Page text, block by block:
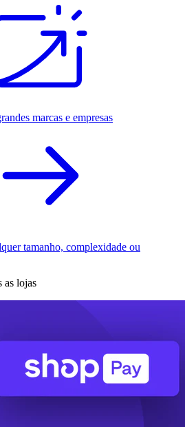
marcas e empresas
tamanho, complexidade ou
as lojas